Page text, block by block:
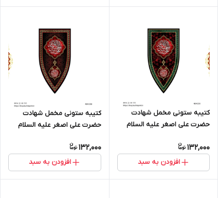
کتیبه ستونی مخمل شهادت
حضرت علی اصغر علیه السلام
132,000
افزودن به سبد
کتیبه ستونی مخمل شهادت
حضرت علی اصغر علیه السلام
132,000
افزودن به سبد